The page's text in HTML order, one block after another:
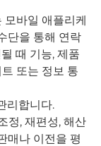
모바일 애플리케
단을 통해 연락
때 기능, 제품
또는 정보 통
리합니다.
정, 재편성, 해산
매나 이전을 평